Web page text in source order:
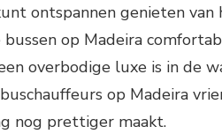
ontspannen genieten van
bussen op Madeira
overbodige luxe is in de
op Madeira
nog prettiger maakt.